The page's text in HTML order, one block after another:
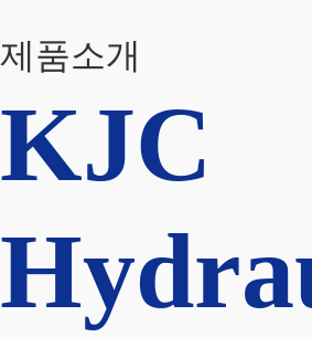
제품소개
KJC